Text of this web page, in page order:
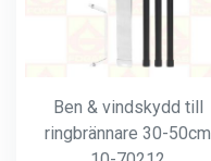
Ben & vindskydd till
ringbrännare 30-50cm